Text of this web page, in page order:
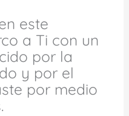
este
a Ti con un
por la
y por el
por medio